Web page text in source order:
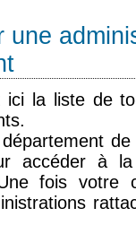
une
ici la liste de
accéder à
fois votre